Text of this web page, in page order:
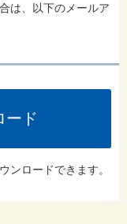
は、以下のメールア
ード
ンロードできます。